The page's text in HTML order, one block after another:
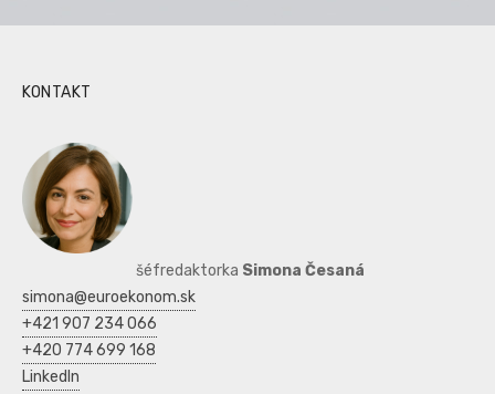
KONTAKT
šéfredaktorka Simona Česaná
simona@euroekonom.sk
+421 907 234 066
+420 774 699 168
LinkedIn